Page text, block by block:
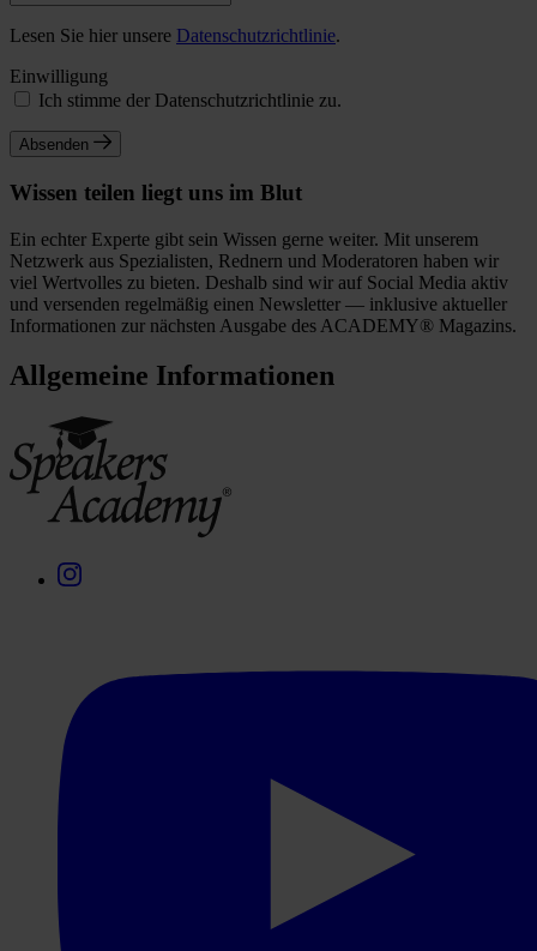
Lesen Sie hier unsere Datenschutzrichtlinie.
Einwilligung
Ich stimme der Datenschutzrichtlinie zu.
Absenden
Wissen teilen liegt uns im Blut
Ein echter Experte gibt sein Wissen gerne weiter. Mit unserem
Netzwerk aus Spezialisten, Rednern und Moderatoren haben wir
viel Wertvolles zu bieten. Deshalb sind wir auf Social Media aktiv
und versenden regelmäßig einen Newsletter — inklusive aktueller
Informationen zur nächsten Ausgabe des ACADEMY® Magazins.
Allgemeine Informationen